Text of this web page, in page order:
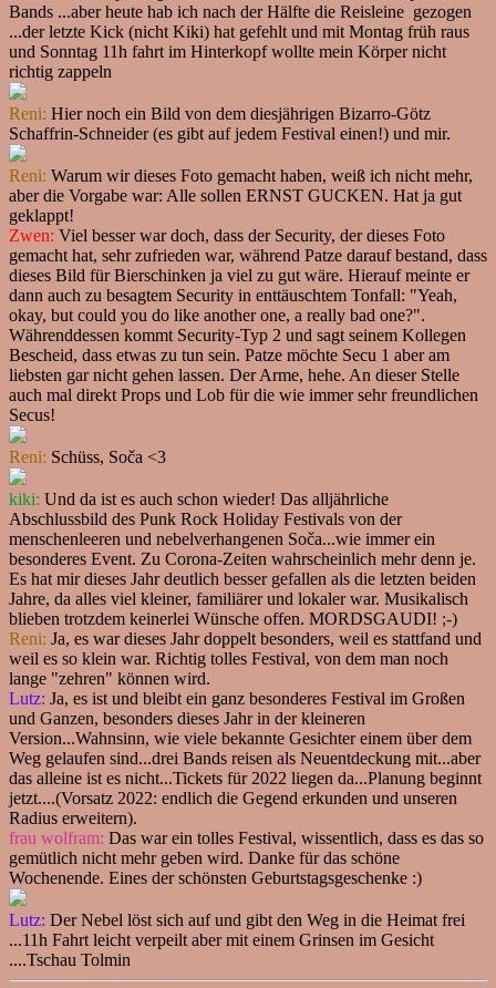
Bands ...aber heute hab ich nach der Hälfte die Reisleine gezogen
...der letzte Kick (nicht Kiki) hat gefehlt und mit Montag früh raus
und Sonntag 11h fahrt im Hinterkopf wollte mein Körper nicht
richtig zappeln
Reni: Hier noch ein Bild von dem diesjährigen Bizarro-Götz
Schaffrin-Schneider (es gibt auf jedem Festival einen!) und mir.
Reni: Warum wir dieses Foto gemacht haben, weiß ich nicht mehr,
aber die Vorgabe war: Alle sollen ERNST GUCKEN. Hat ja gut
geklappt!
Zwen: Viel besser war doch, dass der Security, der dieses Foto
gemacht hat, sehr zufrieden war, während Patze darauf bestand, dass
dieses Bild für Bierschinken ja viel zu gut wäre. Hierauf meinte er
dann auch zu besagtem Security in enttäuschtem Tonfall: "Yeah,
okay, but could you do like another one, a really bad one?".
Währenddessen kommt Security-Typ 2 und sagt seinem Kollegen
Bescheid, dass etwas zu tun sein. Patze möchte Secu 1 aber am
liebsten gar nicht gehen lassen. Der Arme, hehe. An dieser Stelle
auch mal direkt Props und Lob für die wie immer sehr freundlichen
Secus!
Reni: Schüss, Soča <3
kiki: Und da ist es auch schon wieder! Das alljährliche
Abschlussbild des Punk Rock Holiday Festivals von der
menschenleeren und nebelverhangenen Soča...wie immer ein
besonderes Event. Zu Corona-Zeiten wahrscheinlich mehr denn je.
Es hat mir dieses Jahr deutlich besser gefallen als die letzten beiden
Jahre, da alles viel kleiner, familiärer und lokaler war. Musikalisch
blieben trotzdem keinerlei Wünsche offen. MORDSGAUDI! ;-)
Reni: Ja, es war dieses Jahr doppelt besonders, weil es stattfand und
weil es so klein war. Richtig tolles Festival, von dem man noch
lange "zehren" können wird.
Lutz: Ja, es ist und bleibt ein ganz besonderes Festival im Großen
und Ganzen, besonders dieses Jahr in der kleineren
Version...Wahnsinn, wie viele bekannte Gesichter einem über dem
Weg gelaufen sind...drei Bands reisen als Neuentdeckung mit...aber
das alleine ist es nicht...Tickets für 2022 liegen da...Planung beginnt
jetzt....(Vorsatz 2022: endlich die Gegend erkunden und unseren
Radius erweitern).
frau wolfram: Das war ein tolles Festival, wissentlich, dass es das so
gemütlich nicht mehr geben wird. Danke für das schöne
Wochenende. Eines der schönsten Geburtstagsgeschenke :)
Lutz: Der Nebel löst sich auf und gibt den Weg in die Heimat frei
...11h Fahrt leicht verpeilt aber mit einem Grinsen im Gesicht
....Tschau Tolmin